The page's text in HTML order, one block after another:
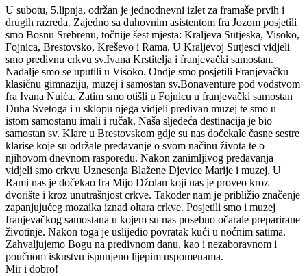
U subotu, 5.lipnja, održan je jednodnevni izlet za framaše prvih i
drugih razreda. Zajedno sa duhovnim asistentom fra Jozom posjetili
smo Bosnu Srebrenu, točnije šest mjesta: Kraljeva Sutjeska, Visoko,
Fojnica, Brestovsko, Kreševo i Rama. U Kraljevoj Sutjesci vidjeli
smo predivnu crkvu sv.Ivana Krstitelja i franjevački samostan.
Nadalje smo se uputili u Visoko. Ondje smo posjetili Franjevačku
klasičnu gimnaziju, muzej i samostan sv.Bonaventure pod vodstvom
fra Ivana Nuića. Zatim smo otišli u Fojnicu u franjevački samostan
Duha Svetoga i u sklopu njega vidjeli predivan muzej te smo u
istom samostanu imali i ručak. Naša sljedeća destinacija je bio
samostan sv. Klare u Brestovskom gdje su nas dočekale časne sestre
klarise koje su održale predavanje o svom načinu života te o
njihovom dnevnom rasporedu. Nakon zanimljivog predavanja
vidjeli smo crkvu Uznesenja Blažene Djevice Marije i muzej. U
Rami nas je dočekao fra Mijo Džolan koji nas je proveo kroz
dvorište i kroz unutrašnjost crkve. Također nam je približio značenje
zapanjujućeg mozaika iznad oltara crkve. Posjetili smo i muzej
franjevačkog samostana u kojem su nas posebno očarale preparirane
životinje. Nakon toga je uslijedio povratak kući u noćnim satima.
Zahvaljujemo Bogu na predivnom danu, kao i nezaboravnom i
poučnom iskustvu ispunjeno lijepim uspomenama.
Mir i dobro!